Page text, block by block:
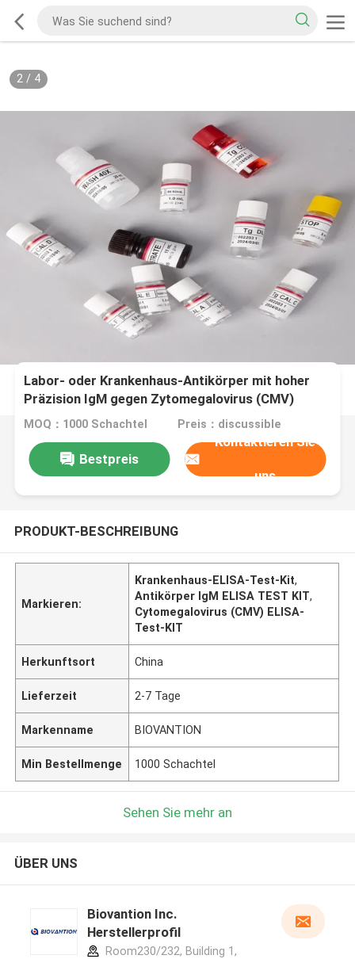
2/ 4
Labor- oder Krankenhaus-Antikörper mit hoher
Präzision IgM gegen Zytomegalovirus (CMV)
ELISA-Test-KIT
MOQ：1000 Schachtel Preis：discussible
Bestpreis
Kontaktieren Sie
uns
PRODUKT-BESCHREIBUNG
Markieren:
Krankenhaus-ELISA-Test-Kit,
Antikörper IgM ELISA TEST KIT,
Cytomegalovirus (CMV) ELISA-
Test-KIT
Herkunftsort China
Lieferzeit 2-7 Tage
Markenname BIOVANTION
Min Bestellmenge 1000 Schachtel
Sehen Sie mehr an
ÜBER UNS
Biovantion Inc.
Herstellerprofil
Room230/232, Building 1,